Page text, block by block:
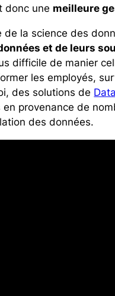
donc une meilleure
de la science des
et de leurs
difficile de manier
les employés,
des solutions de
provenance de
des données.